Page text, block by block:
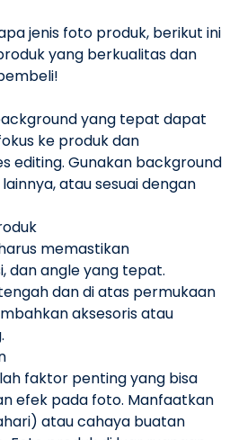
jenis foto produk, berikut ini
yang berkualitas dan
yang tepat dapat
ke produk dan
editing. Gunakan background
atau sesuai dengan
memastikan
dan angle yang tepat.
dan di atas permukaan
aksesoris atau
faktor penting yang bisa
efek pada foto. Manfaatkan
atau cahaya buatan